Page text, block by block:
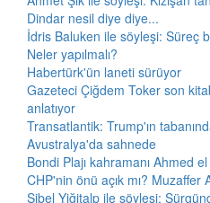
Dindar nesil diye diye...
İdris Baluken ile söyleşi: Süreç
Neler yapılmalı?
Habertürk'ün laneti sürüyor
Gazeteci Çiğdem Toker son
anlatıyor
Transatlantik: Trump'ın
Avustralya'da sahnede
Bondi Plajı kahramanı Ahmed
CHP'nin önü açık mı?
Sibel Yiğitalp ile söyleşi: